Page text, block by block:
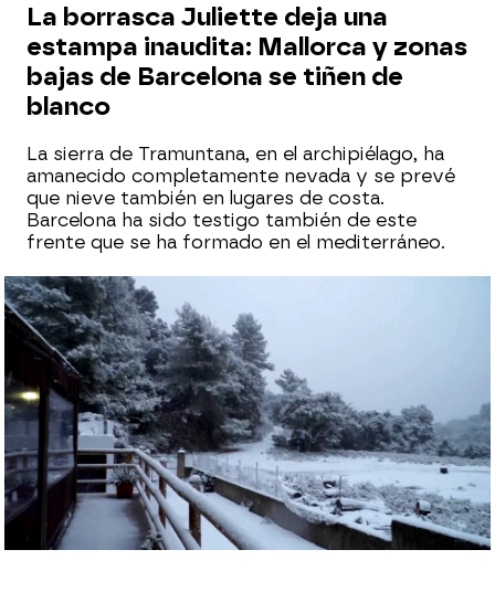
La borrasca Juliette deja una
estampa inaudita: Mallorca y zonas
bajas de Barcelona se tiñen de
blanco
La sierra de Tramuntana, en el archipiélago, ha
amanecido completamente nevada y se prevé
que nieve también en lugares de costa.
Barcelona ha sido testigo también de este
frente que se ha formado en el mediterráneo.
Sara Ruiz
Publicado:27 de febrero de 2023, 19:21
WhatsappFacebook
X Flipboard